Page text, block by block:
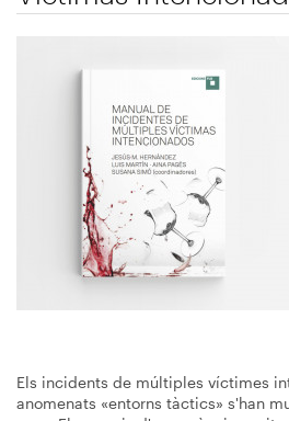
Els incidents de múltiples víctimes
anomenats «entorns tàctics» s'han